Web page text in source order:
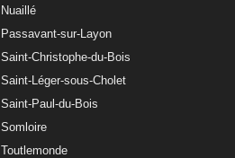
Nuaillé
Passavant-sur-Layon
Saint-Christophe-du-Bois
Saint-Léger-sous-Cholet
Saint-Paul-du-Bois
Somloire
Toutlemonde